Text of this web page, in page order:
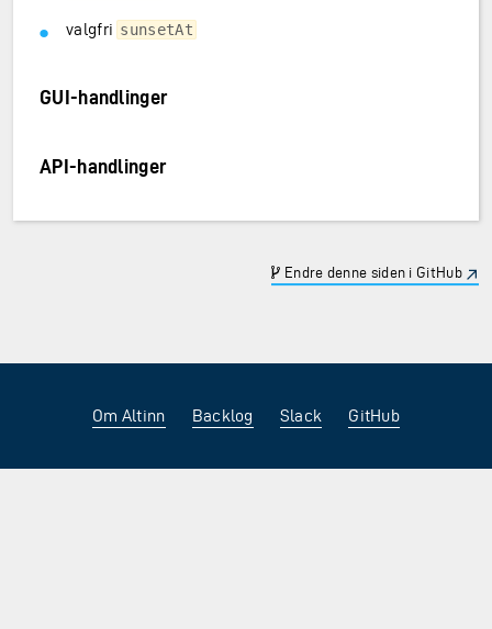
valgfri sunsetAt
GUI-handlinger
API-handlinger
Endre denne siden i GitHub
Om Altinn Backlog Slack GitHub